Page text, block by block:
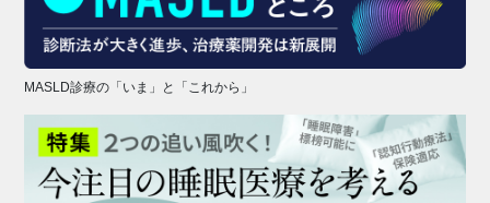
MASLD診療の「いま」と「これから」